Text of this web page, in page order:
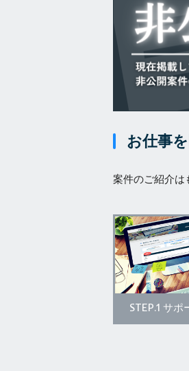
お仕事
案件のご紹介は
STEP.1 サポ